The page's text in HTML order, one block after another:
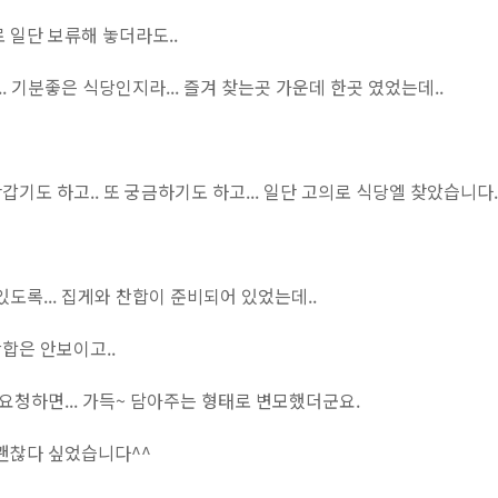
일단 보류해 놓더라도..
기분좋은 식당인지라... 즐겨 찾는곳 가운데 한곳 였었는데..
기도 하고.. 또 궁금하기도 하고... 일단 고의로 식당엘 찾았습니
록... 집게와 찬합이 준비되어 있었는데..
은 안보이고..
청하면... 가득~ 담아주는 형태로 변모했더군요.
찮다 싶었습니다^^